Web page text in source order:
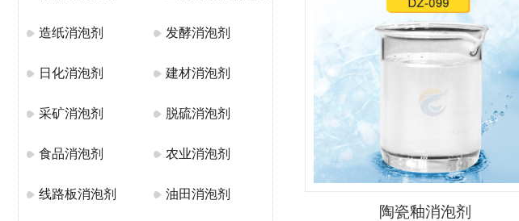
造纸消泡剂 发酵消泡剂
日化消泡剂 建材消泡剂
采矿消泡剂 脱硫消泡剂
食品消泡剂 农业消泡剂
线路板消泡剂 油田消泡剂
陶瓷釉消泡剂